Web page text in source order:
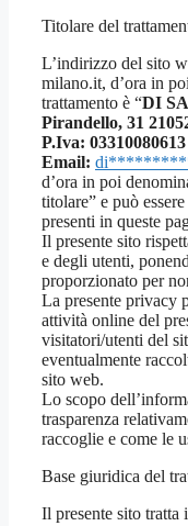
Titolare del
L’indirizzo del sito
milano.it, d’ora in
trattamento è “DI
Pirandello, 31
P.Iva:
Email: di
d’ora in poi
titolare” e può
presenti in queste
Il presente sito
e degli utenti,
proporzionato per
La presente privacy
attività online del
visitatori/utenti del
eventualmente
sito web.
Lo scopo
trasparenza
raccoglie e come le
Base giuridica del
Il presente sito tratta